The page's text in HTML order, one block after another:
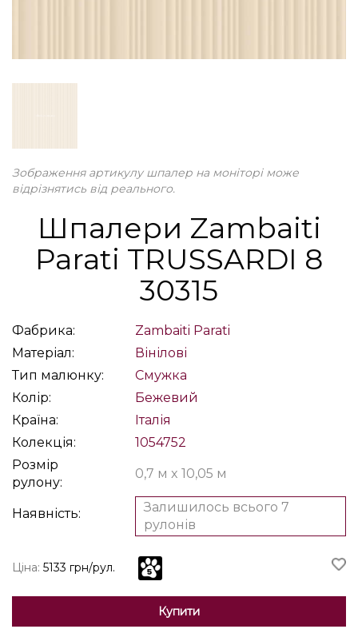
Зображення артикулу шпалер на моніторі може
відрізнятись від реального.
Шпалери Zambaiti
Parati TRUSSARDI 8
30315
Фабрика:
Zambaiti Parati
Матеріал:
Вінілові
Тип малюнку:
Смужка
Колір:
Бежевий
Країна:
Італія
Колекція:
1054752
Розмір
рулону:
0,7 м x 10,05 м
Наявність:
Залишилось всього 7
рулонів
Ціна: 5133 грн/рул.
Купити